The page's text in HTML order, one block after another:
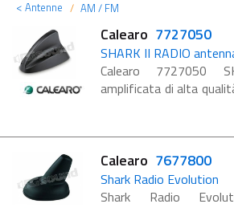
< Antenne AM / FM
Calearo 7727050
SHARK II RADIO
Calearo 7727050
amplificata di alta
della linea Shark 2
- senza cavo
Connettore AM/FM :
Calearo 7677800
Shark Radio Evolution
Shark Radio